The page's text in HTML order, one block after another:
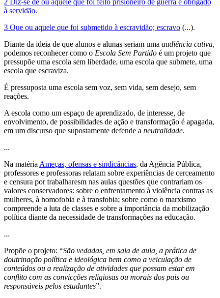
2 Diz-se de ou aquele que foi feito prisioneiro de guerra e obrigado
à servidão.
3 Que ou aquele que foi submetido à escravidão; escravo (...).
Diante da ideia de que alunos e alunas seriam uma audiência cativa,
podemos reconhecer como o Escola Sem Partido é um projeto que
pressupõe uma escola sem liberdade, uma escola que submete, uma
escola que escraviza.
É pressuposta uma escola sem voz, sem vida, sem desejo, sem
reações.
A escola como um espaço de aprendizado, de interesse, de
envolvimento, de possibilidades de ação e transformação é apagada,
em um discurso que supostamente defende a neutralidade.
...
Na matéria Ameças, ofensas e sindicâncias, da Agência Pública,
professores e professoras relatam sobre experiências de cerceamento
e censura por trabalharesm nas aulas questões que contrariam os
valores conservadores: sobre o enfrentamento à violência contras as
mulheres, à homofobia e à transfobia; sobre como o marxismo
compreende a luta de classes e sobre a importância da mobilização
política diante da necessidade de transformações na educação.
...
Propõe o projeto: “São vedadas, em sala de aula, a prática de
doutrinação política e ideológica bem como a veiculação de
conteúdos ou a realização de atividades que possam estar em
conflito com as convicções religiosas ou morais dos pais ou
responsáveis pelos estudantes”.